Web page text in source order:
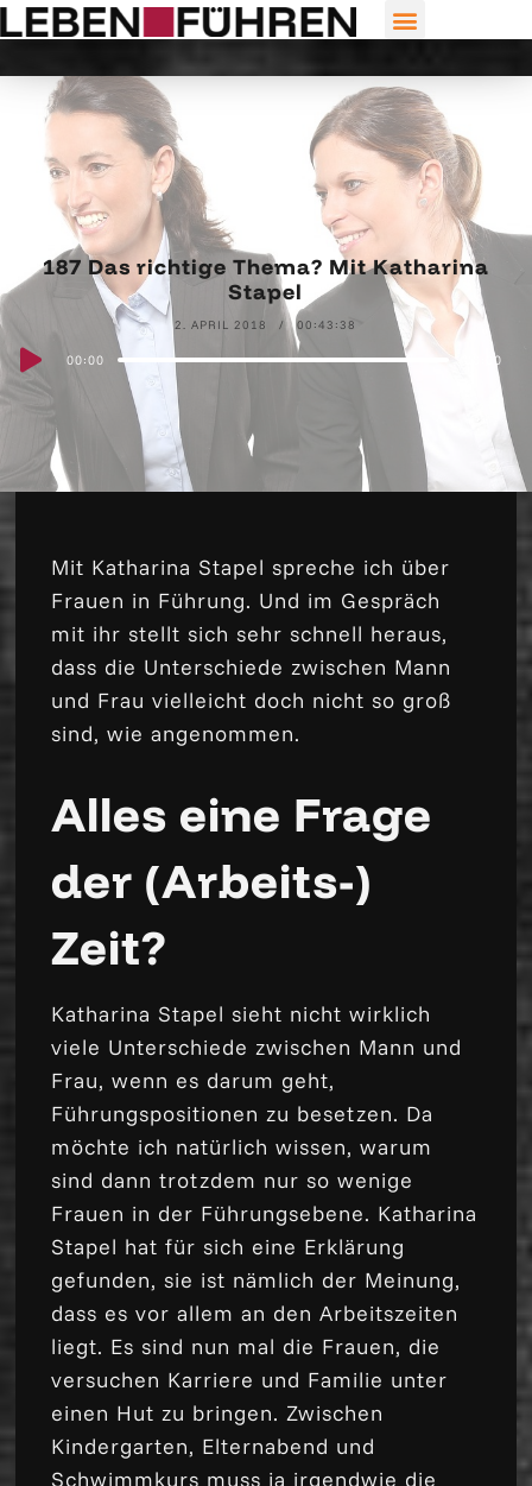
187 Das richtige Thema? Mit Katharina
Stapel
2. APRIL 2018 00:43:38
Audio
Player
00:00 00:00
Mit Katharina Stapel spreche ich über
Frauen in Führung. Und im Gespräch
mit ihr stellt sich sehr schnell heraus,
dass die Unterschiede zwischen Mann
und Frau vielleicht doch nicht so groß
sind, wie angenommen.
Alles eine Frage
der (Arbeits-)
Zeit?
Katharina Stapel sieht nicht wirklich
viele Unterschiede zwischen Mann und
Frau, wenn es darum geht,
Führungspositionen zu besetzen. Da
möchte ich natürlich wissen, warum
sind dann trotzdem nur so wenige
Frauen in der Führungsebene. Katharina
Stapel hat für sich eine Erklärung
gefunden, sie ist nämlich der Meinung,
dass es vor allem an den Arbeitszeiten
liegt. Es sind nun mal die Frauen, die
versuchen Karriere und Familie unter
einen Hut zu bringen. Zwischen
Kindergarten, Elternabend und
Schwimmkurs muss ja irgendwie die